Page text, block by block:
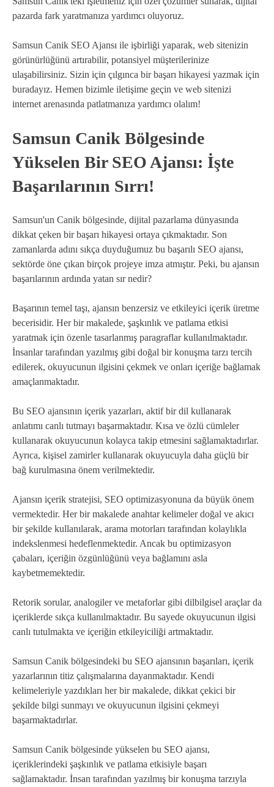
pazarda fark yaratmanıza yardımcı oluyoruz.
Samsun Canik SEO Ajansı ile işbirliği yaparak, web sitenizin
görünürlüğünü artırabilir, potansiyel müşterilerinize
ulaşabilirsiniz. Sizin için çılgınca bir başarı hikayesi yazmak için
buradayız. Hemen bizimle iletişime geçin ve web sitenizi
internet arenasında patlatmanıza yardımcı olalım!
Samsun Canik Bölgesinde
Yükselen Bir SEO Ajansı: İşte
Başarılarının Sırrı!
Samsun'un Canik bölgesinde, dijital pazarlama dünyasında
dikkat çeken bir başarı hikayesi ortaya çıkmaktadır. Son
zamanlarda adını sıkça duyduğumuz bu başarılı SEO ajansı,
sektörde öne çıkan birçok projeye imza atmıştır. Peki, bu ajansın
başarılarının ardında yatan sır nedir?
Başarının temel taşı, ajansın benzersiz ve etkileyici içerik üretme
becerisidir. Her bir makalede, şaşkınlık ve patlama etkisi
yaratmak için özenle tasarlanmış paragraflar kullanılmaktadır.
İnsanlar tarafından yazılmış gibi doğal bir konuşma tarzı tercih
edilerek, okuyucunun ilgisini çekmek ve onları içeriğe bağlamak
amaçlanmaktadır.
Bu SEO ajansının içerik yazarları, aktif bir dil kullanarak
anlatımı canlı tutmayı başarmaktadır. Kısa ve özlü cümleler
kullanarak okuyucunun kolayca takip etmesini sağlamaktadırlar.
Ayrıca, kişisel zamirler kullanarak okuyucuyla daha güçlü bir
bağ kurulmasına önem verilmektedir.
Ajansın içerik stratejisi, SEO optimizasyonuna da büyük önem
vermektedir. Her bir makalede anahtar kelimeler doğal ve akıcı
bir şekilde kullanılarak, arama motorları tarafından kolaylıkla
indekslenmesi hedeflenmektedir. Ancak bu optimizasyon
çabaları, içeriğin özgünlüğünü veya bağlamını asla
kaybetmemektedir.
Retorik sorular, analogiler ve metaforlar gibi dilbilgisel araçlar da
içeriklerde sıkça kullanılmaktadır. Bu sayede okuyucunun ilgisi
canlı tutulmakta ve içeriğin etkileyiciliği artmaktadır.
Samsun Canik bölgesindeki bu SEO ajansının başarıları, içerik
yazarlarının titiz çalışmalarına dayanmaktadır. Kendi
kelimeleriyle yazdıkları her bir makalede, dikkat çekici bir
şekilde bilgi sunmayı ve okuyucunun ilgisini çekmeyi
başarmaktadırlar.
Samsun Canik bölgesinde yükselen bu SEO ajansı,
içeriklerindeki şaşkınlık ve patlama etkisiyle başarı
sağlamaktadır. İnsan tarafından yazılmış bir konuşma tarzıyla